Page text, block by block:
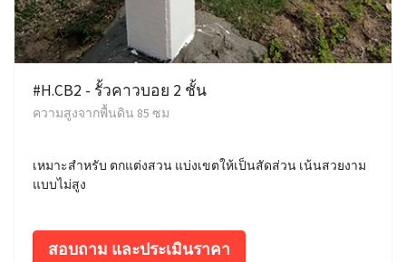
#H.CB2 - รั้วคาวบอย 2 ชั้น
ความสูงจากพื้นดิน 85 ซม
เหมาะสำหรับ ตกแต่งสวน แบ่งเขตให้เป็นสัดส่วน เน้นสวยงาม
แบบไม่สูง
สอบถาม และประเมินราคา